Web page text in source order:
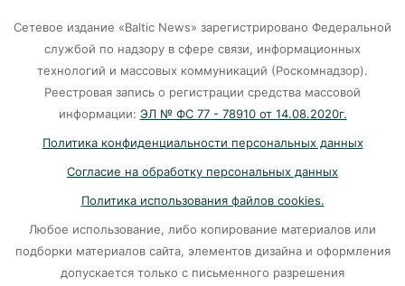
Калининград и Москва объединяются ради
07-08-2026
Убийцу участника СВО в Балтийске посадили
В Калининграде «КамАЗ» сбил скутериста
Сетевое издание «Baltic News» зарегистрировано Федеральной
службой по надзору в сфере связи, информационных
технологий и массовых коммуникаций (Роскомнадзор).
Реестровая запись о регистрации средства массовой
информации: ЭЛ № ФС 77 - 78910 от 14.08.2020г.
Политика конфиденциальности персональных данных
Согласие на обработку персональных данных
Политика использования файлов cookies.
Любое использование, либо копирование материалов или
подборки материалов сайта, элементов дизайна и оформления
допускается только с письменного разрешения